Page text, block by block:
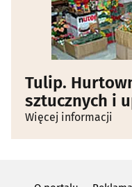
Tulip.
sztucznych i
Więcej informacji